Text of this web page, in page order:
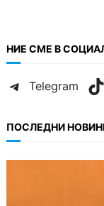
НИЕ СМЕ В
Telegram
ПОСЛЕДНИ